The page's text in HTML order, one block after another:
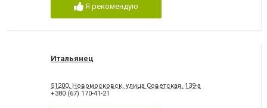
Я рекомендую
Итальянец
51200, Новомосковск, улица Советская, 139-а
+380 (67) 170-41-21